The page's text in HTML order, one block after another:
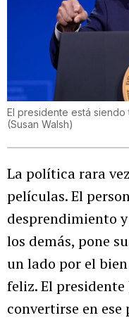
El presidente está
(Susan Walsh)
La política rara
películas. El
desprendimiento
los demás, pone
un lado por el
feliz. El
convertirse en